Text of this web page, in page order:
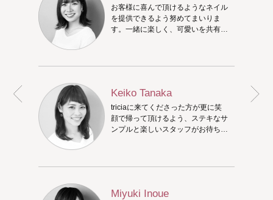
お客様に喜んで頂けるようなネイル
を提供できるよう努めてまいりま
す。一緒に楽しく、可愛いを共有し
Keiko Tanaka
triciaに来てくださった方が更に笑
顔で帰って頂けるよう、ステキなサ
ンプルと楽しいスタッフがお待ちし
Miyuki Inoue